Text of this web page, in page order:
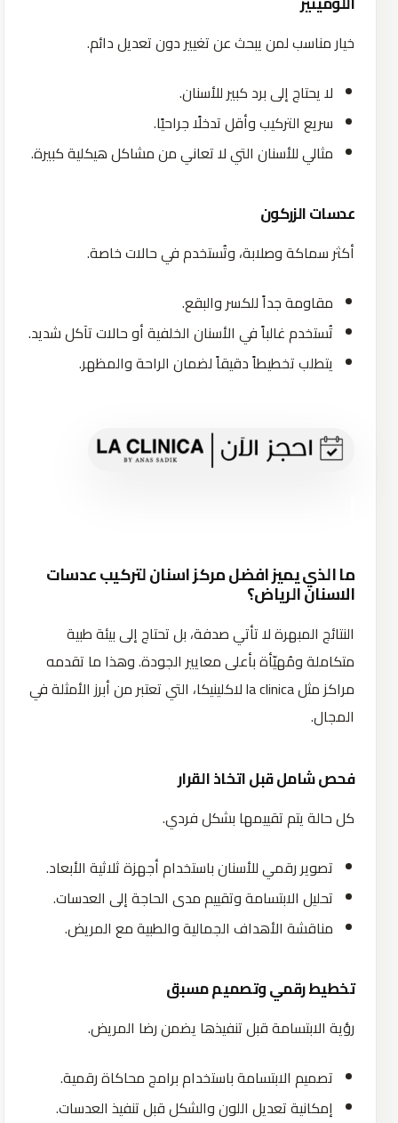
خيار مناسب لمن يبحث عن تغيير دون تعديل دائم.
لا يحتاج إلى برد كبير للأسنان.
سريع التركيب وأقل تدخلًا جراحيًا.
مثالي للأسنان التي لا تعاني من مشاكل هيكلية كبيرة.
عدسات الزركون
أكثر سماكة وصلابة، وتُستخدم في حالات خاصة.
مقاومة جداً للكسر والبقع.
تُستخدم غالباً في الأسنان الخلفية أو حالات تآكل شديد.
يتطلب تخطيطاً دقيقاً لضمان الراحة والمظهر.
ما الذي يميز افضل مركز اسنان لتركيب عدسات
الاسنان الرياض؟
النتائج المبهرة لا تأتي صدفة، بل تحتاج إلى بيئة طبية
متكاملة ومُهيّأة بأعلى معايير الجودة. وهذا ما تقدمه
مراكز مثل la clinica لاكلينيكا، التي تعتبر من أبرز الأمثلة في
المجال.
فحص شامل قبل اتخاذ القرار
كل حالة يتم تقييمها بشكل فردي.
تصوير رقمي للأسنان باستخدام أجهزة ثلاثية الأبعاد.
تحليل الابتسامة وتقييم مدى الحاجة إلى العدسات.
مناقشة الأهداف الجمالية والطبية مع المريض.
تخطيط رقمي وتصميم مسبق
رؤية الابتسامة قبل تنفيذها يضمن رضا المريض.
تصميم الابتسامة باستخدام برامج محاكاة رقمية.
إمكانية تعديل اللون والشكل قبل تنفيذ العدسات.